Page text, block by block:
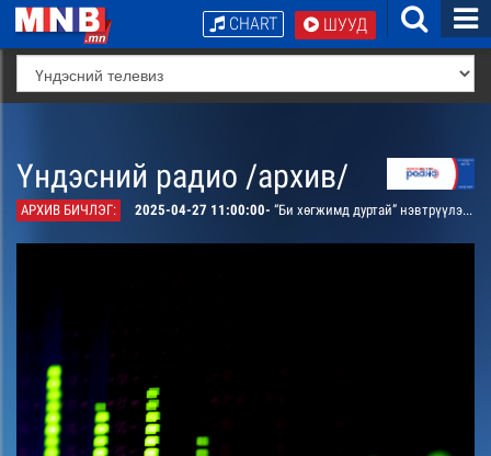
ШУУД
CHART
Үндэсний радио /архив/
АРХИВ БИЧЛЭГ: 2025-04-27 11:00:00- “Би хөгжимд дуртай” нэвтрүүлэг. “Норовбанзад сан”-гийн тэргүүн Б.Дэлгэрмаа оролцоно. /давтана/